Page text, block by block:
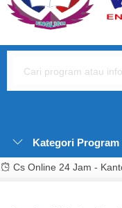
Kategori Program
Cs Online 24 Jam -